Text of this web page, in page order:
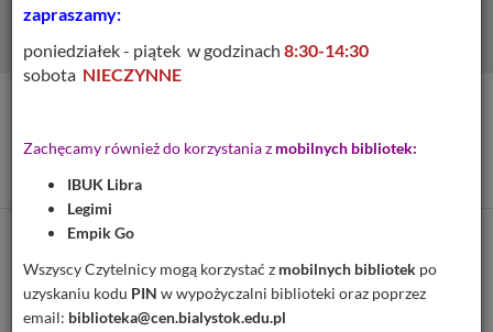
DTP
Dodaj na Twoją półkę
zapraszamy:
poniedziałek - piątek w godzinach 8:30-14:30
sobota NIECZYNNE
Zachęcamy również do korzystania z mobilnych bibliotek:
IBUK Libra
Legimi
Empik Go
Wszyscy Czytelnicy mogą korzystać z mobilnych bibliotek po
uzyskaniu kodu PIN w wypożyczalni biblioteki oraz poprzez
email: biblioteka@cen.bialystok.edu.pl